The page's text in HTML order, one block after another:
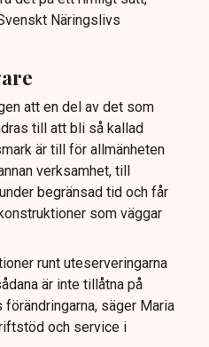
Näringslivs
att en del av det som
till att bli så kallad
är till för allmänheten
verksamhet, till
begränsad tid och får
som väggar
runt uteserveringarna
är inte tillåtna på
säger Maria
och service i